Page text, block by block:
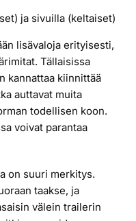
ja sivuilla (keltaiset)
lisävaloja erityisesti,
Tällaisissa
kannattaa kiinnittää
auttavat muita
todellisen koon.
voivat parantaa
on suuri merkitys.
taakse, ja
välein trailerin